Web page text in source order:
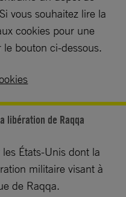
vous souhaitez lire la
cookies pour une
bouton ci-dessous.
libération de Raqqa
États-Unis dont la
militaire visant à
de Raqqa.